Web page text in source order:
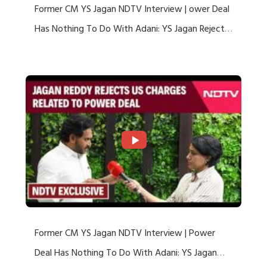
Former CM YS Jagan NDTV Interview | ower Deal
Has Nothing To Do With Adani: YS Jagan Rejects
Former CM YS Jagan NDTV Interview | Power
Deal Has Nothing To Do With Adani: YS Jagan